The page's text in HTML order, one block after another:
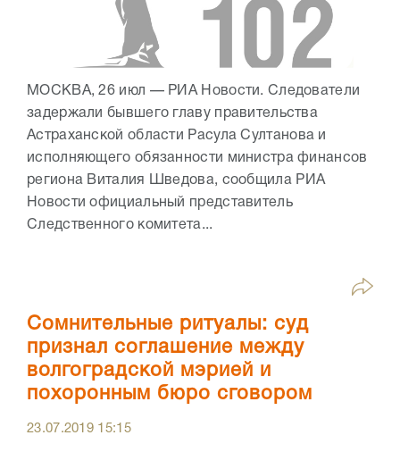
МОСКВА, 26 июл — РИА Новости. Следователи
задержали бывшего главу правительства
Астраханской области Расула Султанова и
исполняющего обязанности министра финансов
региона Виталия Шведова, сообщила РИА
Новости официальный представитель
Следственного комитета...
Сомнительные ритуалы: суд
признал соглашение между
волгоградской мэрией и
похоронным бюро сговором
23.07.2019 15:15